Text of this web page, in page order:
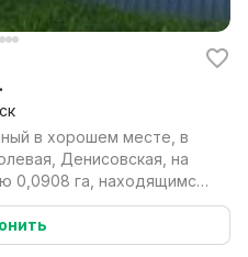
в хорошем месте, в
Денисовская, на
0,0908 га, находящимся